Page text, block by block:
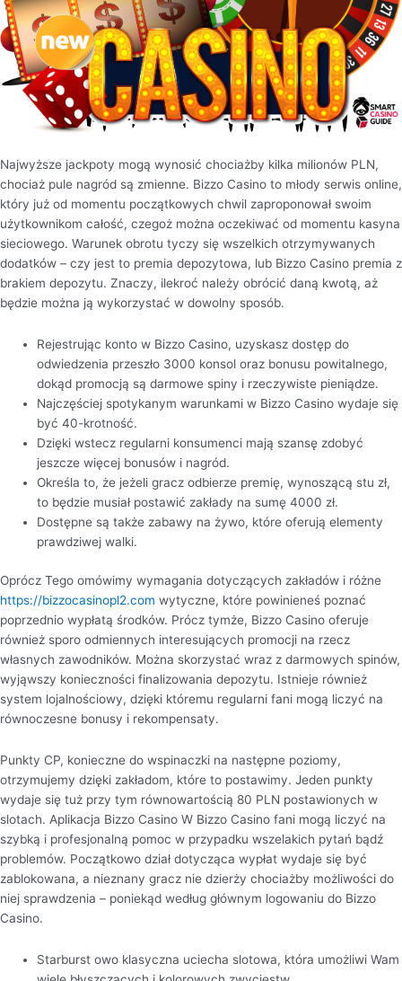
Najwyższe jackpoty mogą wynosić chociażby kilka milionów PLN,
chociaż pule nagród są zmienne. Bizzo Casino to młody serwis online,
który już od momentu początkowych chwil zaproponował swoim
użytkownikom całość, czegoż można oczekiwać od momentu kasyna
sieciowego. Warunek obrotu tyczy się wszelkich otrzymywanych
dodatków – czy jest to premia depozytowa, lub Bizzo Casino premia z
brakiem depozytu. Znaczy, ilekroć należy obrócić daną kwotą, aż
będzie można ją wykorzystać w dowolny sposób.
Rejestrując konto w Bizzo Casino, uzyskasz dostęp do
odwiedzenia przeszło 3000 konsol oraz bonusu powitalnego,
dokąd promocją są darmowe spiny i rzeczywiste pieniądze.
Najczęściej spotykanym warunkami w Bizzo Casino wydaje się
być 40-krotność.
Dzięki wstecz regularni konsumenci mają szansę zdobyć
jeszcze więcej bonusów i nagród.
Określa to, że jeżeli gracz odbierze premię, wynoszącą stu zł,
to będzie musiał postawić zakłady na sumę 4000 zł.
Dostępne są także zabawy na żywo, które oferują elementy
prawdziwej walki.
Oprócz Tego omówimy wymagania dotyczących zakładów i różne
https://bizzocasinopl2.com wytyczne, które powinieneś poznać
poprzednio wypłatą środków. Prócz tymże, Bizzo Casino oferuje
również sporo odmiennych interesujących promocji na rzecz
własnych zawodników. Można skorzystać wraz z darmowych spinów,
wyjąwszy konieczności finalizowania depozytu. Istnieje również
system lojalnościowy, dzięki któremu regularni fani mogą liczyć na
równoczesne bonusy i rekompensaty.
Punkty CP, konieczne do wspinaczki na następne poziomy,
otrzymujemy dzięki zakładom, które to postawimy. Jeden punkty
wydaje się tuż przy tym równowartością 80 PLN postawionych w
slotach. Aplikacja Bizzo Casino W Bizzo Casino fani mogą liczyć na
szybką i profesjonalną pomoc w przypadku wszelakich pytań bądź
problemów. Początkowo dział dotycząca wypłat wydaje się być
zablokowana, a nieznany gracz nie dzierży chociażby możliwości do
niej sprawdzenia – poniekąd według głównym logowaniu do Bizzo
Casino.
Starburst owo klasyczna uciecha slotowa, która umożliwi Wam